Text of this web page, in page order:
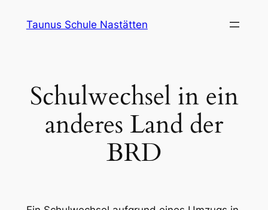
InhaltTaunus Schule Nastätten
Schulwechsel in ein
anderes Land der
BRD